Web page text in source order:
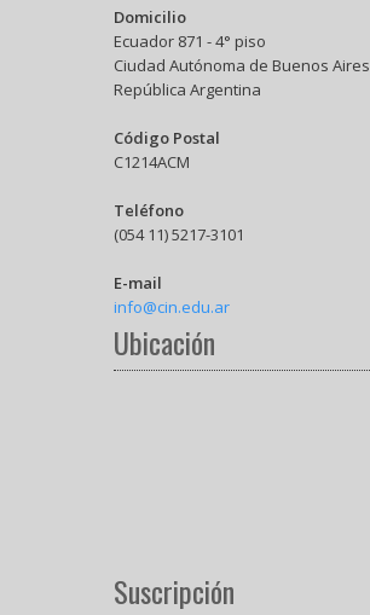
Domicilio
Ecuador 871 - 4° piso
Ciudad Autónoma de Buenos Aires
República Argentina
Código Postal
C1214ACM
Teléfono
(054 11) 5217-3101
E-mail
info@cin.edu.ar
Ubicación
Suscripción